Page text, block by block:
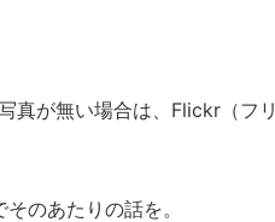
真が無い場合は、Flickr（フ
のあたりの話を。